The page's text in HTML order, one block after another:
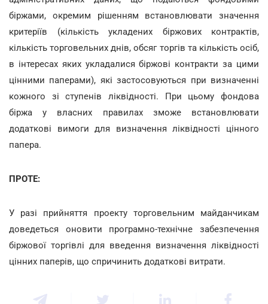
біржами, окремим рішенням встановлювати значення
критеріїв (кількість укладених біржових контрактів,
кількість торговельних днів, обсяг торгів та кількість осіб,
в інтересах яких укладалися біржові контракти за цими
цінними паперами), які застосовуються при визначенні
кожного зі ступенів ліквідності. При цьому фондова
біржа у власних правилах зможе встановлювати
додаткові вимоги для визначення ліквідності цінного
папера.
ПРОТЕ:
У разі прийняття проекту торговельним майданчикам
доведеться оновити програмно-технічне забезпечення
біржової торгівлі для введення визначення ліквідності
цінних паперів, що спричинить додаткові витрати.